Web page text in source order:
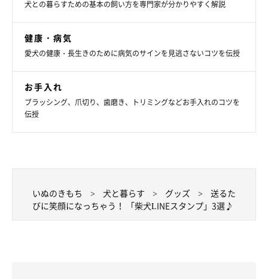
参照・画像出典／LINE STORE公式サイト
犬との暮らすための基本の飼い方を専門家が分かりやすく解説
健康・病気
愛犬の健康・長生きのために病気のサインを見逃さないコツを伝授
お手入れ
ブラッシング、爪切り、歯磨き、トリミングなどお手入れのコツを
伝授
いぬのきもち 犬と暮らす グッズ
送るた
びに笑顔になっちゃう！ 「柴犬LINEスタンプ」3選♪